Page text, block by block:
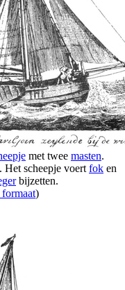
met twee masten.
. Het scheepje voert fok en
bijzetten.
formaat)